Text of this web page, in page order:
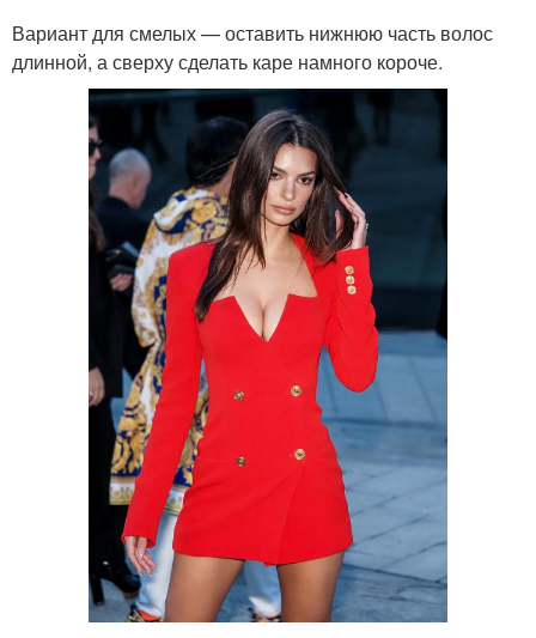
Вариант для смелых — оставить нижнюю часть волос
длинной, а сверху сделать каре намного короче.